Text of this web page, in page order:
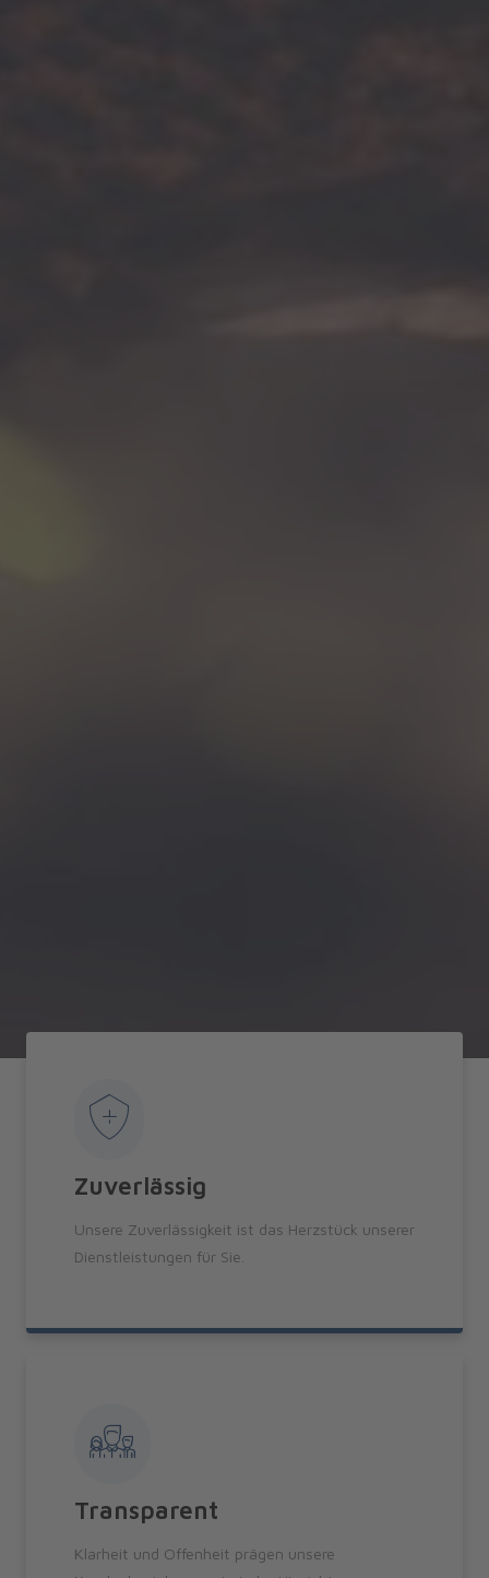
Zuverlässig
Unsere Zuverlässigkeit ist das Herzstück unserer
Dienstleistungen für Sie.
Transparent
Klarheit und Offenheit prägen unsere